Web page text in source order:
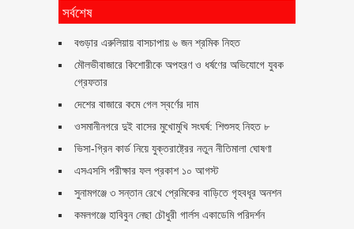
সর্বশেষ
বগুড়ার এরুলিয়ায় বাসচাপায় ৬ জন শ্রমিক নিহত
মৌলভীবাজারে কিশোরীকে অপহরণ ও ধর্ষণের অভিযোগে যুবক
গ্রেফতার
দেশের বাজারে কমে গেল স্বর্ণের দাম
ওসমানীনগরে দুই বাসের মুখোমুখি সংঘর্ষ: শিশুসহ নিহত ৮
ভিসা-গ্রিন কার্ড নিয়ে যুক্তরাষ্ট্রের নতুন নীতিমালা ঘোষণা
এসএসসি পরীক্ষার ফল প্রকাশ ১০ আগস্ট
সুনামগঞ্জে ৩ সন্তান রেখে প্রেমিকের বাড়িতে গৃহবধূর অনশন
কমলগঞ্জে হাবিবুন নেছা চৌধুরী গার্লস একাডেমি পরিদর্শন